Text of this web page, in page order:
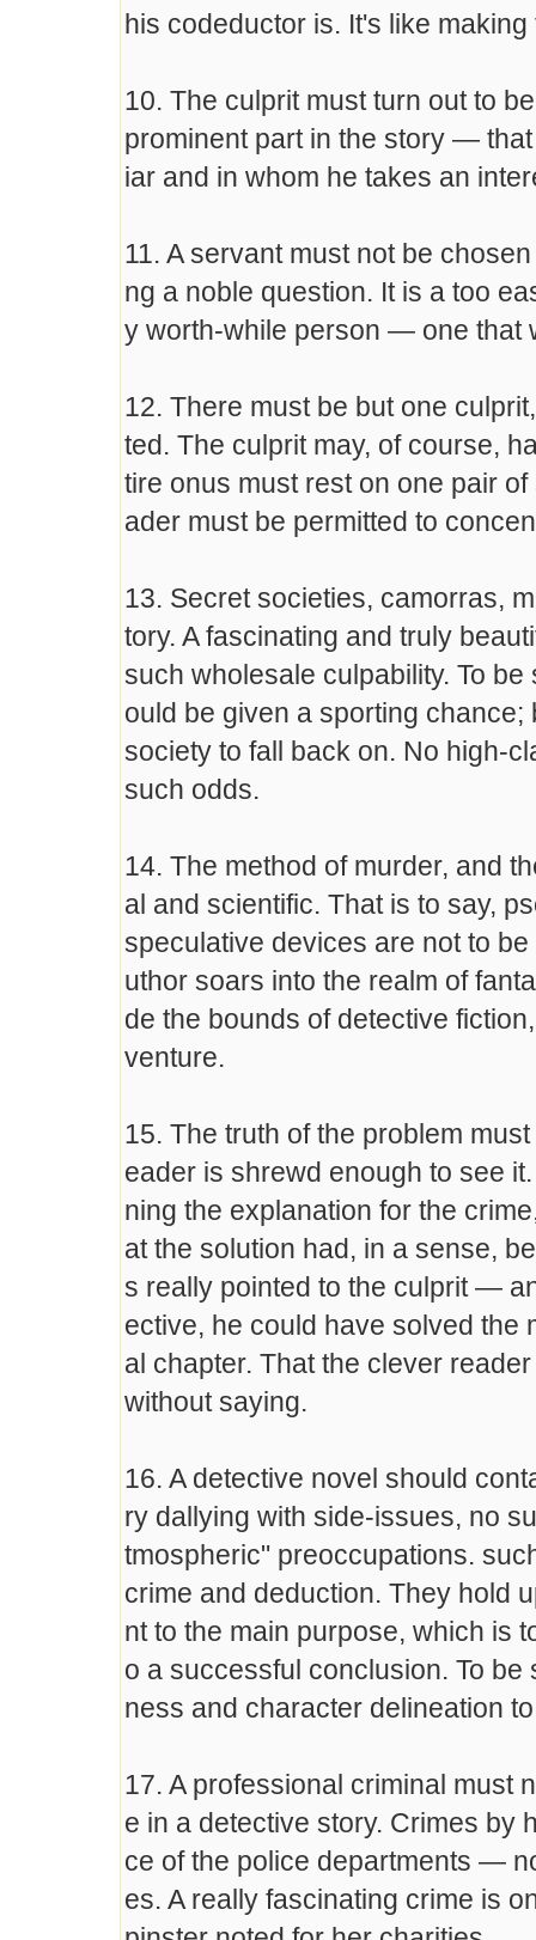
his codeductor is. It's like
10. The culprit must turn out to
prominent part in the story —
iar and in whom he takes an
11. A servant must not be
ng a noble question. It is a too
y worth-while person — one that
12. There must be but one
ted. The culprit may, of course,
tire onus must rest on one pair
ader must be permitted to
13. Secret societies, camorras,
tory. A fascinating and truly
such wholesale culpability. To
ould be given a sporting
society to fall back on. No high-
such odds.
14. The method of murder, and
al and scientific. That is to say,
speculative devices are not to
uthor soars into the realm of
de the bounds of detective
venture.
15. The truth of the problem
eader is shrewd enough to see
ning the explanation for the
at the solution had, in a sense,
s really pointed to the culprit —
ective, he could have solved the
al chapter. That the clever
without saying.
16. A detective novel should
ry dallying with side-issues, no
tmospheric" preoccupations.
crime and deduction. They hold
nt to the main purpose, which is
o a successful conclusion. To
ness and character delineation
17. A professional criminal must
e in a detective story. Crimes by
ce of the police departments —
es. A really fascinating crime is